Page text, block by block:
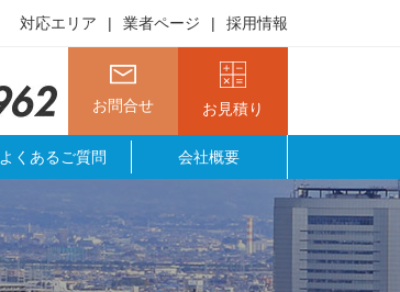
対応エリア 業者ページ 採用情報
お問合せ お見積り
よくあるご質問 会社概要